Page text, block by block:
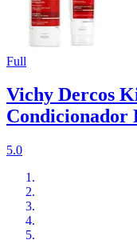
Full
Vichy Dercos
Condicionador
5.0